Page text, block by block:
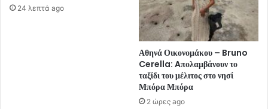
24 λεπτά ago
Αθηνά Οικονομάκου – Bruno
Cerella: Aπολαμβάνουν το
ταξίδι του μέλιτος στο νησί
Μπόρα Μπόρα
2 ώρες ago